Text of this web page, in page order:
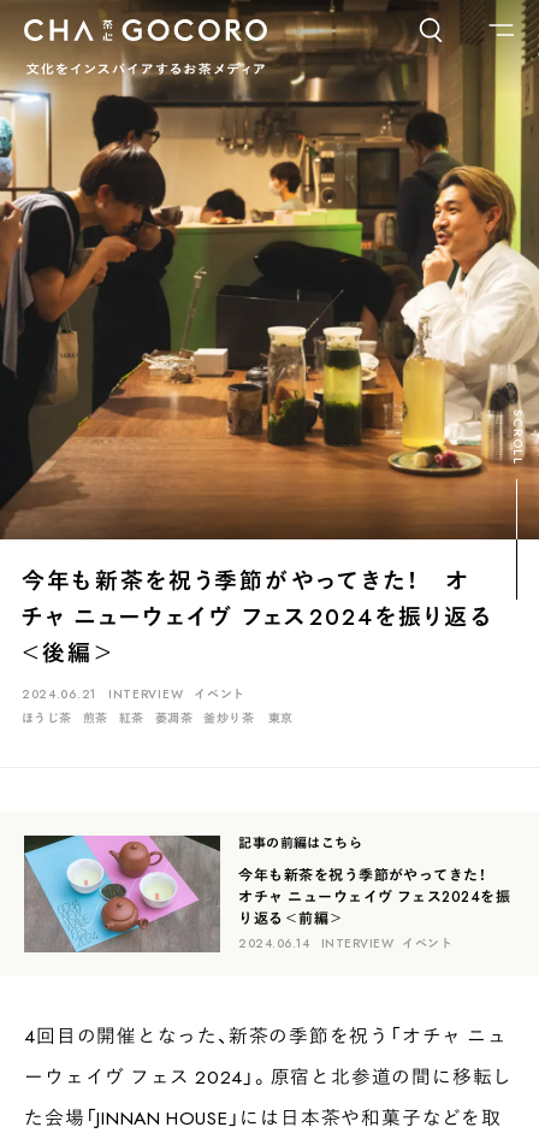
ワードでさがす
カテゴリでさがす
INTERVIEW CHAGOCORO TALK イベント 日本茶、再発見
茶と器 茶のつくり手たち Ocha SURU? Lab.
PAUSE & INSPIRE ファーストプレイスで、お茶を COLUMN
COLOURS BY CHAGOCORO
お茶でさがす
ブレンドティー 釜炒り茶 番茶 台湾茶 抹茶
ハーブティー
白茶 烏龍茶 ミルクティー
新潟 神奈川 群馬 茨城 栃木 熊本
岐阜 愛知 三重 鹿児島 長崎 京都 山梨 石川
岡山 広島
今年も新茶を祝う季節がやってきた！ オ
チャ ニューウェイヴ フェス2024を振り返る
＜後編＞
2024.06.21 INTERVIEW
イベント
ほうじ茶
煎茶 紅茶 萎凋茶 釜炒り茶 東京
SCROLL
記事の前編はこちら
今年も新茶を祝う季節がやってきた！
オチャ ニューウェイヴ フェス2024を振
り返る＜前編＞
2024.06.14 INTERVIEW イベント
4回目の開催となった、新茶の季節を祝う「オチャ ニュ
ーウェイヴ フェス 2024」。原宿と北参道の間に移転し
た会場「JINNAN HOUSE」には日本茶や和菓子などを取